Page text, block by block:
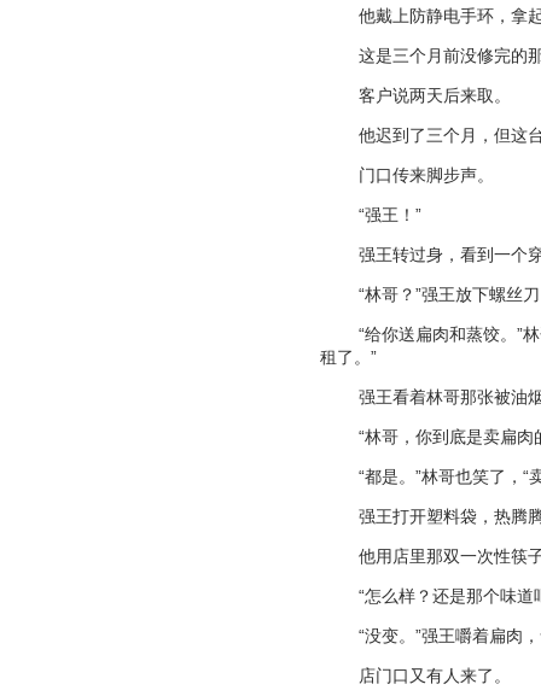
他戴上防静电手环，拿
这是三个月前没修完的
客户说两天后来取。
他迟到了三个月，但这
门口传来脚步声。
“强王！ ”
强王转过身，看到一个
“林哥？”强王放下螺丝
“给你送扁肉和蒸饺。 ”
租了。 ”
强王看着林哥那张被油
“林哥，你到底是卖扁肉
“都是。 ”林哥也笑了， “
强王打开塑料袋，热腾
他用店里那双一次性筷
“怎么样？还是那个味道
“没变。 ”强王嚼着扁肉
店门口又有人来了。